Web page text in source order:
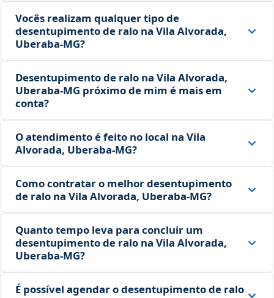
Vocês realizam qualquer tipo de
desentupimento de ralo na Vila Alvorada,
Uberaba‑MG?
Desentupimento de ralo na Vila Alvorada,
Uberaba‑MG próximo de mim é mais em
conta?
O atendimento é feito no local na Vila
Alvorada, Uberaba‑MG?
Como contratar o melhor desentupimento
de ralo na Vila Alvorada, Uberaba‑MG?
Quanto tempo leva para concluir um
desentupimento de ralo na Vila Alvorada,
Uberaba‑MG?
É possível agendar o desentupimento de ralo